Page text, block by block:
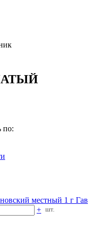
по:
местный 1 г
+ шт.